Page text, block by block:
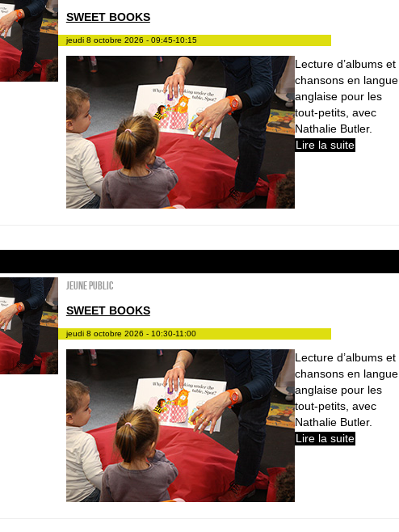
SWEET BOOKS
jeudi 8 octobre 2026 - 09:45-10:15
Lecture d’albums et
chansons en langue
anglaise pour les
tout-petits, avec
Nathalie Butler.
Lire la suite
Jeune public
SWEET BOOKS
jeudi 8 octobre 2026 - 10:30-11:00
Lecture d’albums et
chansons en langue
anglaise pour les
tout-petits, avec
Nathalie Butler.
Lire la suite